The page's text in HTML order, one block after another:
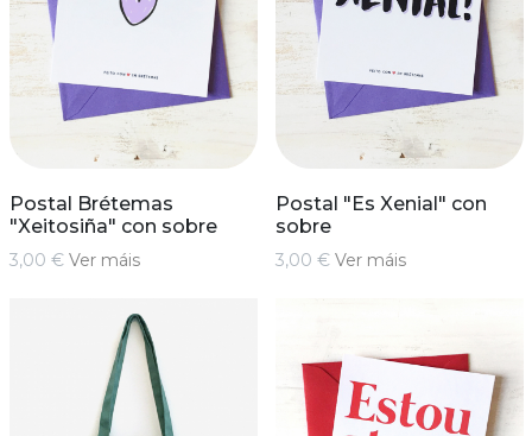
Postal Brétemas
"Xeitosiña" con sobre
3,00 € Ver máis
Postal "Es Xenial" con
sobre
3,00 € Ver máis